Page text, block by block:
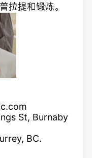
拉提和锻炼。
St, Burnaby
BC.